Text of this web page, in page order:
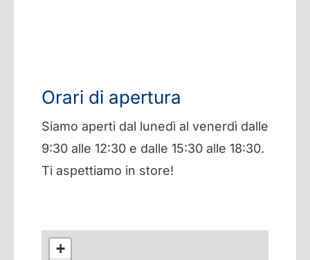
Orari di apertura
Siamo aperti dal lunedì al venerdì dalle
9:30 alle 12:30 e dalle 15:30 alle 18:30.
Ti aspettiamo in store!
+